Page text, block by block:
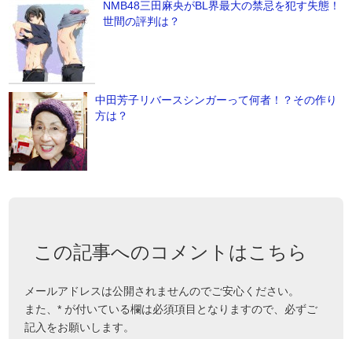
NMB48三田麻央がBL界最大の禁忌を犯す失態！
世間の評判は？
中田芳子リバースシンガーって何者！？その作り
方は？
この記事へのコメントはこちら
メールアドレスは公開されませんのでご安心ください。
また、* が付いている欄は必須項目となりますので、必ずご
記入をお願いします。